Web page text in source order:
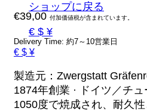
ショップに戻る
€ $ ¥
€39,00 付加価値税が含まれています。
Delivery Time: 約7～10営業日
€ $ ¥
製造元：Zwergstatt
1874年創業 · ドイツ／チュ
1050度で焼成され、耐久性